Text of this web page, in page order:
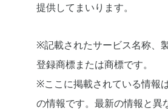
提供してまいります。
※記載されたサービス名称、
登録商標または商標です。
※ここに掲載されている情報
の情報です。最新の情報と異